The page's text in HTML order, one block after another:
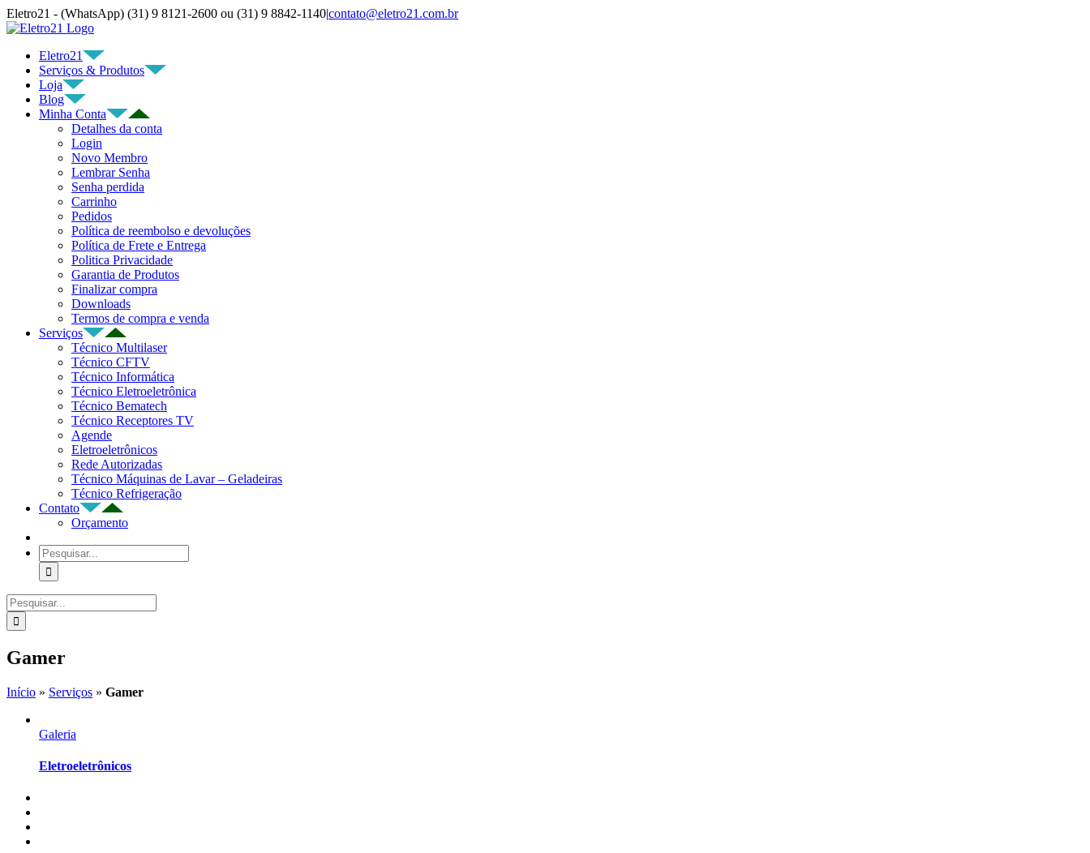
Ir
para
conteúdo
Eletro21 - (WhatsApp) (31) 9 8121-2600 ou (31) 9 8842-1140|contato@eletro21.com.br
YouTube
Facebook
WhatsApp
Telegram
Instagram
E-
Eletro21
Serviços & Produtos
Loja
Blog
Minha Conta
Detalhes da conta
Login
Novo Membro
Lembrar Senha
Senha perdida
Carrinho
Pedidos
Política de reembolso e devoluções
Política de Frete e Entrega
Politica Privacidade
Garantia de Produtos
Finalizar compra
Downloads
Termos de compra e venda
Serviços
Técnico Multilaser
Técnico CFTV
Técnico Informática
Técnico Eletroeletrônica
Técnico Bematech
Técnico Receptores TV
Agende
Eletroeletrônicos
Rede Autorizadas
Técnico Máquinas de Lavar – Geladeiras
Técnico Refrigeração
Contato
Orçamento
Buscar
resultados
para:
Buscar
resultados
para:
Gamer
Início » Serviços » Gamer
Galeria
Eletroeletrônicos